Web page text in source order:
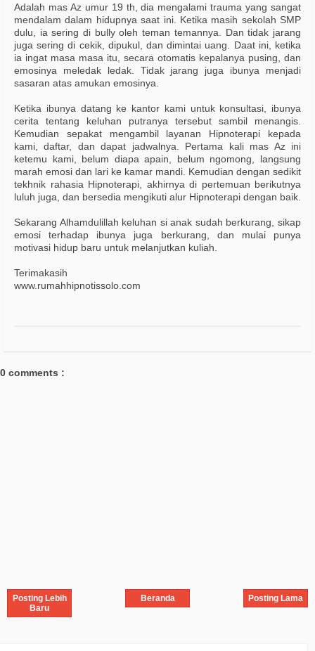
Adalah mas Az umur 19 th, dia mengalami trauma yang sangat
mendalam dalam hidupnya saat ini. Ketika masih sekolah SMP
dulu, ia sering di bully oleh teman temannya. Dan tidak jarang
juga sering di cekik, dipukul, dan dimintai uang. Daat ini, ketika
ia ingat masa masa itu, secara otomatis kepalanya pusing, dan
emosinya meledak ledak. Tidak jarang juga ibunya menjadi
sasaran atas amukan emosinya.
Ketika ibunya datang ke kantor kami untuk konsultasi, ibunya
cerita tentang keluhan putranya tersebut sambil menangis.
Kemudian sepakat mengambil layanan Hipnoterapi kepada
kami, daftar, dan dapat jadwalnya. Pertama kali mas Az ini
ketemu kami, belum diapa apain, belum ngomong, langsung
marah emosi dan lari ke kamar mandi. Kemudian dengan sedikit
tekhnik rahasia Hipnoterapi, akhirnya di pertemuan berikutnya
luluh juga, dan bersedia mengikuti alur Hipnoterapi dengan baik.
Sekarang Alhamdulillah keluhan si anak sudah berkurang, sikap
emosi terhadap ibunya juga berkurang, dan mulai punya
motivasi hidup baru untuk melanjutkan kuliah.
Terimakasih
www.rumahhipnotissolo.com
0 comments :
Posting Lebih
Baru
Posting Lama
Beranda